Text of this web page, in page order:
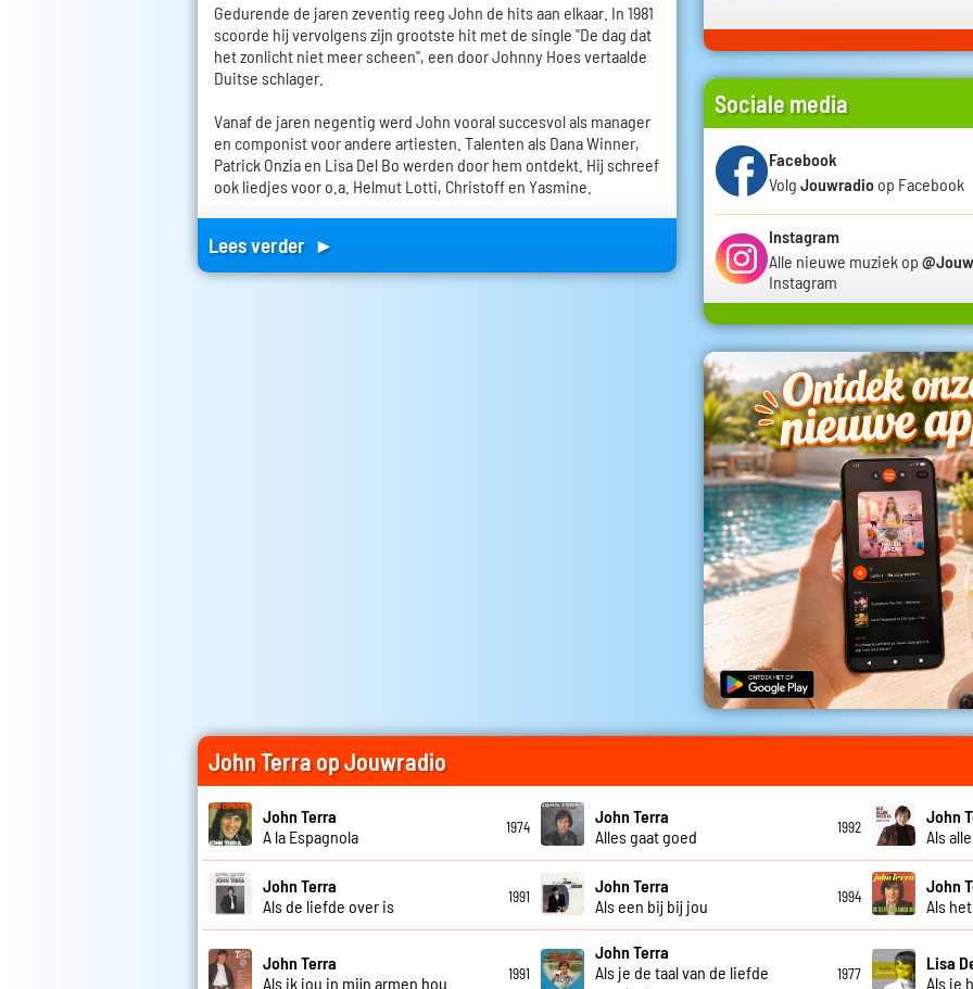
Gedurende de jaren zeventig reeg John de hits aan elkaar. In 1981
scoorde hij vervolgens zijn grootste hit met de single "De dag dat
het zonlicht niet meer scheen", een door Johnny Hoes vertaalde
Duitse schlager.
Vanaf de jaren negentig werd John vooral succesvol als manager
en componist voor andere artiesten. Talenten als Dana Winner,
Patrick Onzia en Lisa Del Bo werden door hem ontdekt. Hij schreef
ook liedjes voor o.a. Helmut Lotti, Christoff en Yasmine.
Lees verder ►
Sociale media
Facebook
Volg Jouwradio op Facebook
Instagram
Alle nieuwe muziek op
Instagram
John Terra op Jouwradio
John Terra
A la Espagnola
1974
John Terra
Alles gaat goed
1992
John
Als
John Terra
Als de liefde over is
1991
John Terra
Als een bij bij jou
1994
John
Als
John Terra
Als ik jou in mijn armen hou
1991
John Terra
Als je de taal van de liefde
1977
Lisa
Als je